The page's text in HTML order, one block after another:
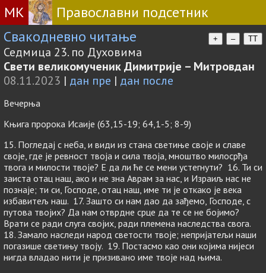
МК
Православни подсетник
Свакодневно читање
+ – TT
Седмица 23. по Духовима
Свети великомученик Димитрије – Митровдан
08.11.2023 | дан пре | дан после
Вечерња
Књига пророка Исаије (63,15-19; 64,1-5; 8-9)
15. Погледај с неба, и види из стана светиње своје и славе
своје, где је ревност твоја и сила твоја, мноштво милосрђа
твога и милости твоје? Е да ли ће се мени устегнути? 16. Ти си
заиста отац наш, ако и не зна Аврам за нас, и Израиљ нас не
познаје; ти си, Господе, отац наш, име ти је откако је века
избавитељ наш. 17. Зашто си нам дао да зађемо, Господе, с
путова твојих? Да нам отврдне срце да те се не бојимо?
Врати се ради слуга својих, ради племена наследства свога.
18. Замало наследи народ светости твоје; непријатељи наши
погазише светињу твоју. 19. Постасмо као они којима нијеси
нигда владао нити је призивано име твоје над њима.